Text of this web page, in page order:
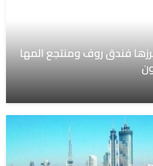
فندق روف ومنتجع المها